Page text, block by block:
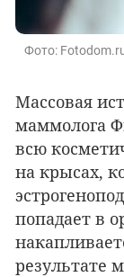
Фото:
Массовая
маммолога
всю
на крысах,
попадает в
результате